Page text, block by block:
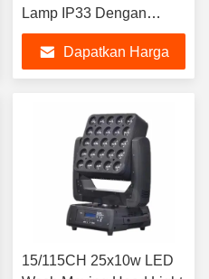
Lamp IP33 Dengan
Kipas Kebisingan
RendahDapatkan Harga
15/115CH 25x10w LED